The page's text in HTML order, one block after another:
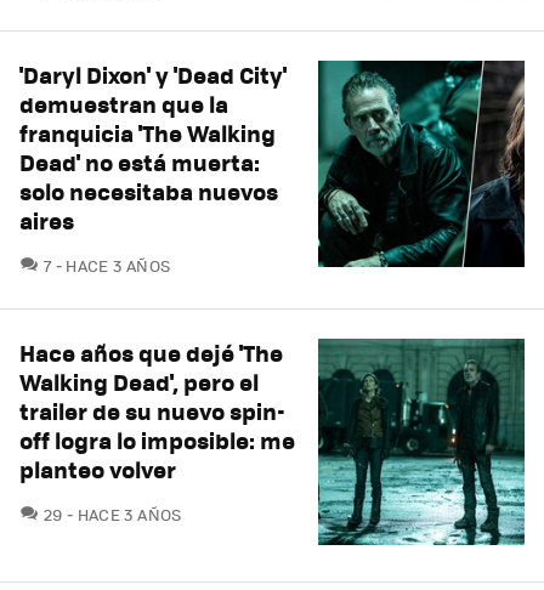
'Daryl Dixon' y 'Dead City'
demuestran que la
franquicia 'The Walking
Dead' no está muerta:
solo necesitaba nuevos
aires
7COMENTARIOS
HACE 3 AÑOS
Hace años que dejé 'The
Walking Dead', pero el
trailer de su nuevo spin-
off logra lo imposible: me
planteo volver
29 COMENTARIOS
HACE 3 AÑOS